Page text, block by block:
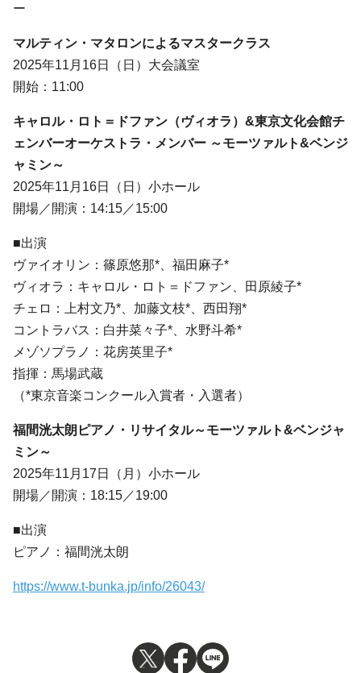
ー
マルティン・マタロンによるマスタークラス
2025年11月16日（日）大会議室
開始：11:00
キャロル・ロト＝ドファン（ヴィオラ）&東京文化会館チ
ェンバーオーケストラ・メンバー ～モーツァルト&ベンジ
ャミン～
2025年11月16日（日）小ホール
開場／開演：14:15／15:00
■出演
ヴァイオリン：篠原悠那*、福田麻子*
ヴィオラ：キャロル・ロト＝ドファン、田原綾子*
チェロ：上村文乃*、加藤文枝*、西田翔*
コントラバス：白井菜々子*、水野斗希*
メゾソプラノ：花房英里子*
指揮：馬場武蔵
（*東京音楽コンクール入賞者・入選者）
福間洸太朗ピアノ・リサイタル～モーツァルト&ベンジャ
ミン～
2025年11月17日（月）小ホール
開場／開演：18:15／19:00
■出演
ピアノ：福間洸太朗
https://www.t-bunka.jp/info/26043/